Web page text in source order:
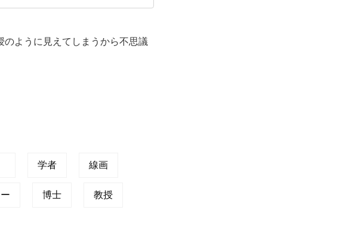
どいただけますと励みになりま
ように見えてしまうから不思議
学者 線画
博士 教授